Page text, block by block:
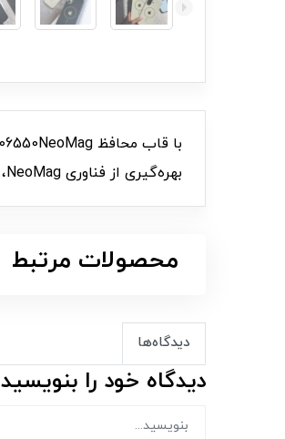
بهره‌گیری از فناوری NeoMag، ایمنی و مقاومت بیشتری را ارائه می‌دهد. همین حالا برای تجربه‌ای نوین از امنیت و استایل، اقدام کنید!
محصولات مرتبط
دیدگاه‌ها
دیدگاه خود را بنویسید